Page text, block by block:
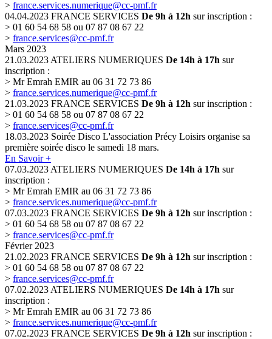
> france.services.numerique@cc-pmf.fr
04.04.2023 FRANCE SERVICES De 9h à 12h sur inscription :
> 01 60 54 68 58 ou 07 87 08 67 22
> france.services@cc-pmf.fr
Mars 2023
21.03.2023ATELIERS NUMERIQUES De 14h à 17h sur
inscription :
> Mr Emrah EMIR au 06 31 72 73 86
> france.services.numerique@cc-pmf.fr
21.03.2023 FRANCE SERVICES De 9h à 12h sur inscription :
> 01 60 54 68 58 ou 07 87 08 67 22
> france.services@cc-pmf.fr
18.03.2023 Soirée Disco L'association Précy Loisirs organise sa
première soirée disco le samedi 18 mars.
En Savoir +
07.03.2023ATELIERS NUMERIQUES De 14h à 17h sur
inscription :
> Mr Emrah EMIR au 06 31 72 73 86
> france.services.numerique@cc-pmf.fr
07.03.2023 FRANCE SERVICES De 9h à 12h sur inscription :
> 01 60 54 68 58 ou 07 87 08 67 22
> france.services@cc-pmf.fr
Février 2023
21.02.2023 FRANCE SERVICES De 9h à 12h sur inscription :
> 01 60 54 68 58 ou 07 87 08 67 22
> france.services@cc-pmf.fr
07.02.2023ATELIERS NUMERIQUES De 14h à 17h sur
inscription :
> Mr Emrah EMIR au 06 31 72 73 86
> france.services.numerique@cc-pmf.fr
07.02.2023 FRANCE SERVICES De 9h à 12h sur inscription :